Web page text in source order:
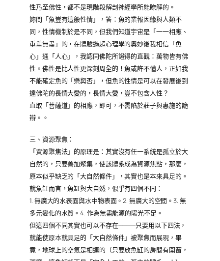
性乃至佛性，都不是現階段解剖神經學所能瞭解的。
妳問「魚豈有這般性情」，答：魚的業報因緣與人類不
同，性情機制於是不同，但我們知道宇宙是「一一相應、
重重無盡」的，在體驗過超心理學的奧妙後我相信「魚
心」通「人心」，我認同佛陀所證得的直觀：萬物皆有佛
性。佛性是比人性更深刻周全的！魚或許不懂人，正如我
不能確定魚的「樂與否」，但魚的性情是可以在發展後到
達佛陀的長情大愛的，長情大愛，豈不包含人性？
直取「菩薩道」的相應，即可，不需陷於莊子與惠施的詭
辯。。
三、資源聚焦：
「資源聚焦法」的原理是：其實沒有任一系統是孤立於大
自然的，只要善加聚集，使該體系成為資源焦點，那麼，
原本似乎缺乏的「大自然條件」，其實也是本來具足的。
就魚缸而言，魚缸與大自然，似乎有四個不同：
1. 無廣大的水表面與水中物表面。2. 無廣大的空間。3. 無
多元變化的水質。4. 作為無盡能源的陽光不足。
但這四個不同其實也可以不存在────只要用以下四法，
就能使原本就具足的「大自然條件」被聚焦而展現，畢
竟，地球上的空氣是相連的（只要放魚缸的房間有開窗，